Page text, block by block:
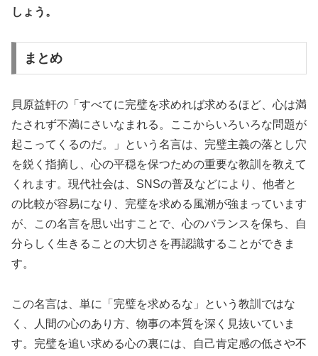
しょう。
まとめ
貝原益軒の「すべてに完璧を求めれば求めるほど、心は満
たされず不満にさいなまれる。ここからいろいろな問題が
起こってくるのだ。」という名言は、完璧主義の落とし穴
を鋭く指摘し、心の平穏を保つための重要な教訓を教えて
くれます。現代社会は、SNSの普及などにより、他者と
の比較が容易になり、完璧を求める風潮が強まっています
が、この名言を思い出すことで、心のバランスを保ち、自
分らしく生きることの大切さを再認識することができま
す。
この名言は、単に「完璧を求めるな」という教訓ではな
く、人間の心のあり方、物事の本質を深く見抜いていま
す。完璧を追い求める心の裏には、自己肯定感の低さや不